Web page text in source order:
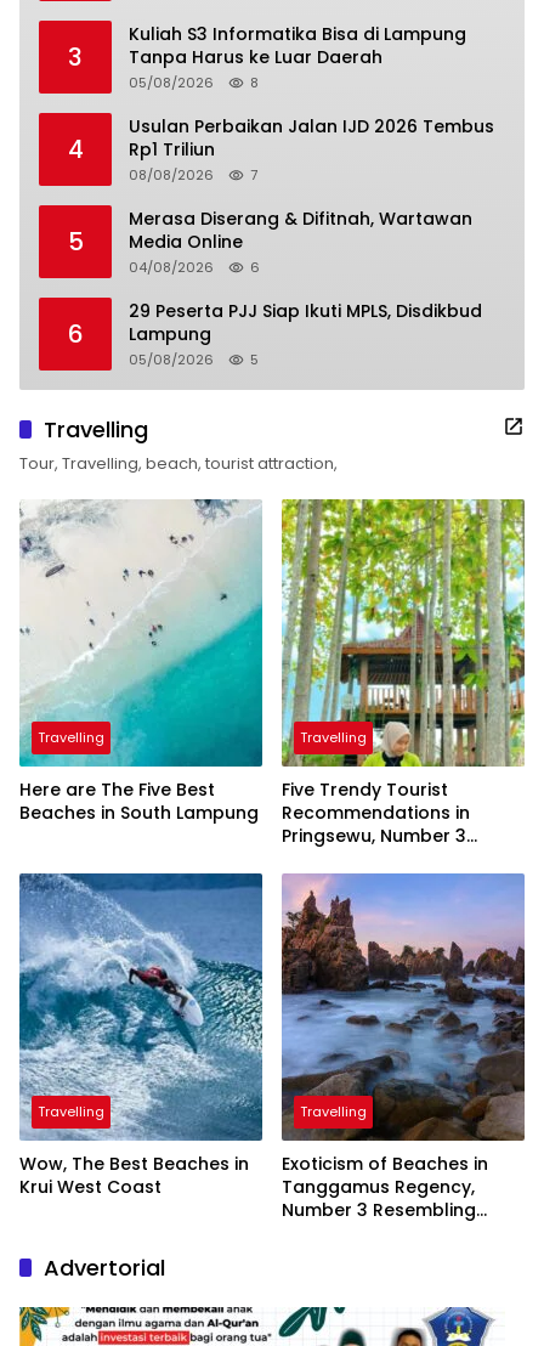
3
Kuliah S3 Informatika Bisa di Lampung
Tanpa Harus ke Luar Daerah
05/08/2026 8
4
Usulan Perbaikan Jalan IJD 2026 Tembus
Rp1 Triliun
08/08/2026 7
5
Merasa Diserang & Difitnah, Wartawan
Media Online
04/08/2026 6
6
29 Peserta PJJ Siap Ikuti MPLS, Disdikbud
Lampung
05/08/2026 5
Travelling
Tour, Travelling, beach, tourist attraction,
Travelling
Here are The Five Best
Beaches in South Lampung
Travelling
Five Trendy Tourist
Recommendations in
Pringsewu, Number 3
President
Travelling
Wow, The Best Beaches in
Krui West Coast
Travelling
Exoticism of Beaches in
Tanggamus Regency,
Number 3 Resembling
Advertorial